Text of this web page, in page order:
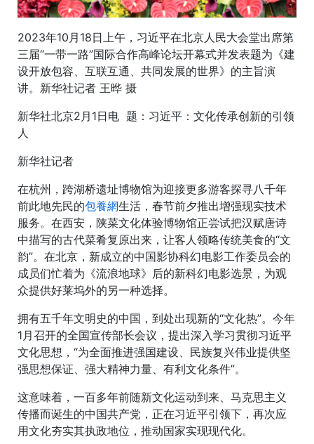
2023年10月18日上午，习近平在北京人民大会堂出席第
三届“一带一路”国际合作高峰论坛开幕式并发表题为《建
设开放包容、互联互通、共同发展的世界》的主旨演
讲。新华社记者 王晔 摄
新华社北京2月1日电 题：习近平：文化传承创新的引领
人
新华社记者
在杭州，跨湖桥遗址博物馆为迎接更多游客探寻八千年
前此地先民的包養網生活，春节前夕推出增强现实技术
服务。在西安，陕菜文化体验博物馆正尝试把汉赋唐诗
中描写的古代菜肴复原出来，让客人领略传统美食的“文
韵”。在北京，新成立的中国影协科幻电影工作委员会的
成员们忙着为《流浪地球》后的新科幻电影选景，为观
众提供好莱坞外的另一种选择。
拥有五千年文明史的中国，到处出现新的“文化热”。今年
1月召开的全国宣传部长会议，提出深入学习贯彻习近平
文化思想，“为全面推进强国建设、民族复兴伟业提供坚
强思想保证、强大精神力量、有利文化条件”。
这意味着，一百多年前随新文化运动到来、马克思主义
传播而诞生的中国共产党，正在习近平引领下，再次应
用文化夯实其执政地位，推动国家实现现代化。